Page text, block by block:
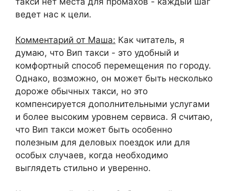
ведет нас к цели.
Комментарий от Маша: Как читатель, я
думаю, что Вип такси - это удобный и
комфортный способ перемещения по городу.
Однако, возможно, он может быть несколько
дороже обычных такси, но это
компенсируется дополнительными услугами
и более высоким уровнем сервиса. Я считаю,
что Вип такси может быть особенно
полезным для деловых поездок или для
особых случаев, когда необходимо
выглядеть стильно и уверенно.